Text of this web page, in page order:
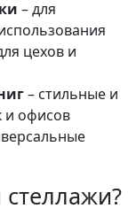
– для
цехов и
– стильные и
и офисов